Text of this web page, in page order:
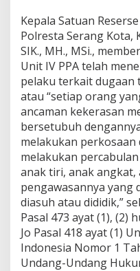
Kepala Satuan
Polresta Serang Kota,
SIK., MH., MSi.,
Unit IV PPA telah
pelaku terkait dugaan
atau “setiap orang
ancaman kekerasan
bersetubuh
melakukan
melakukan
anak tiri, anak angkat,
pengawasannya yang
diasuh atau dididik,”
Pasal 473 ayat (1), (2)
Jo Pasal 418 ayat (1)
Indonesia Nomor 1
Undang-Undang